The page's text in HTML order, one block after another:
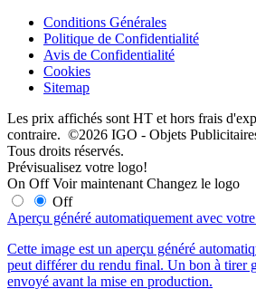
Conditions Générales
Politique de Confidentialité
Avis de Confidentialité
Cookies
Sitemap
Les prix affichés sont HT et hors frais
contraire. ©2026 IGO - Objets
Tous droits réservés.
Prévisualisez votre logo!
On Off Voir maintenant Changez le logo
Off
Aperçu généré automatiquement avec
Cette image est un aperçu généré
peut différer du rendu final. Un bon à tirer
envoyé avant la mise en production.